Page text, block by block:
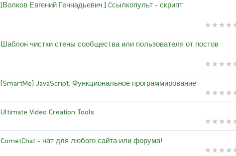
[Волков Евгений Геннадьевич.] Cсылкопульт - скрипт
Шаблон чистки стены сообщества или пользователя от постов
[SmartMe] JavaScript. Функциональное программирование
Ultimate Video Creation Tools
CometChat - чат для любого сайта или форума!